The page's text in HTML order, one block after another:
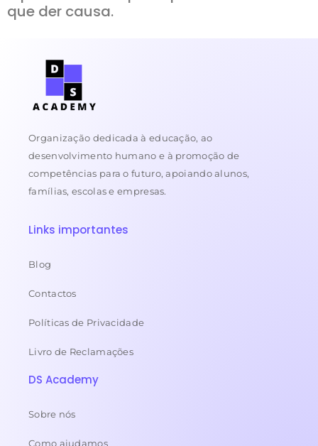
que der causa.
Organização dedicada à educação, ao
desenvolvimento humano e à promoção de
competências para o futuro, apoiando alunos,
famílias, escolas e empresas.
Links importantes
Blog
Contactos
Políticas de Privacidade
Livro de Reclamações
DS Academy
Sobre nós
Como ajudamos